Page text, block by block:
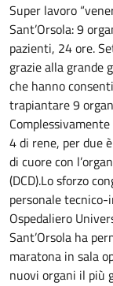
Super lavoro
Sant’Orsola: 9
pazienti, 24 ore.
grazie alla grande
che hanno
trapiantare 9
4 di rene, per due
di cuore con
(DCD).Lo sforzo
personale tecnico-
Ospedaliero
Sant’Orsola ha
maratona in sala
nuovi organi il più